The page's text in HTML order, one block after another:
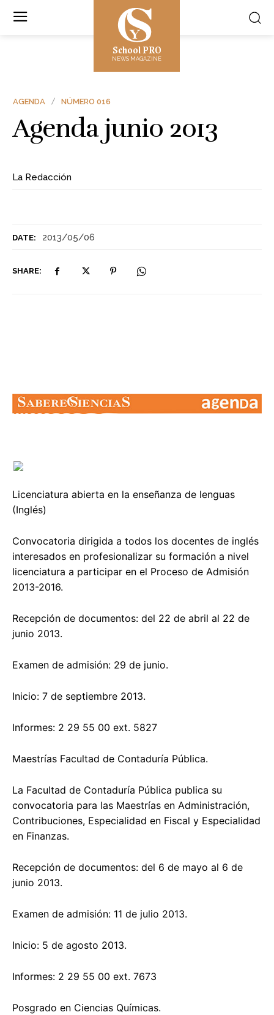
School PRO
NEWS MAGAZINE
DATE: 2013/05/06
SHARE:
AGENDA NÚMERO 016
Agenda junio 2013
La Redacción
Licenciatura abierta en la enseñanza de lenguas
(Inglés)
Convocatoria dirigida a todos los docentes de inglés
interesados en profesionalizar su formación a nivel
licenciatura a participar en el Proceso de Admisión
2013-2016.
Recepción de documentos: del 22 de abril al 22 de
junio 2013.
Examen de admisión: 29 de junio.
Inicio: 7 de septiembre 2013.
Informes: 2 29 55 00 ext. 5827
Maestrías Facultad de Contaduría Pública.
La Facultad de Contaduría Pública publica su
convocatoria para las Maestrías en Administración,
Contribuciones, Especialidad en Fiscal y Especialidad
en Finanzas.
Recepción de documentos: del 6 de mayo al 6 de
junio 2013.
Examen de admisión: 11 de julio 2013.
Inicio: 5 de agosto 2013.
Informes: 2 29 55 00 ext. 7673
Posgrado en Ciencias Químicas.